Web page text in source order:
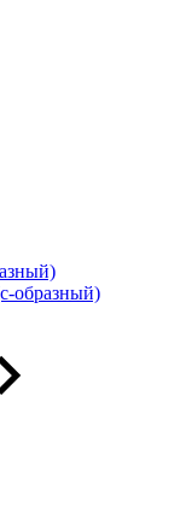
образный)